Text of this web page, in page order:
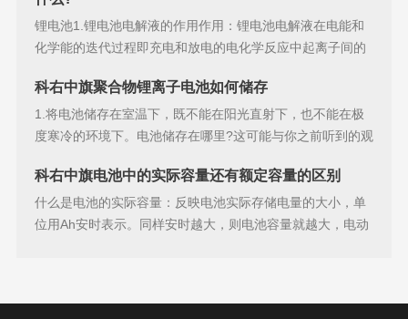
锂电池1.锂电池电解液的作用作用：锂电池电解液在电能和
化学能的迭代过程即充电和放电的电化学反应中起离子间的
科右中旗聚合物锂离子电池如何储存
1.将电池储存在室温下，既不能在阳光直射下，也不能在极
度寒冷的环境下。电池储存在哪里?这可能与你之前听到的观
科右中旗电池中的实际容量还有额定容量的区别
什么是电池的实际容量：反映电池实际存储电量的大小，单
位用Ah安时表示。同样安时越大，则电池容量就越大，电动